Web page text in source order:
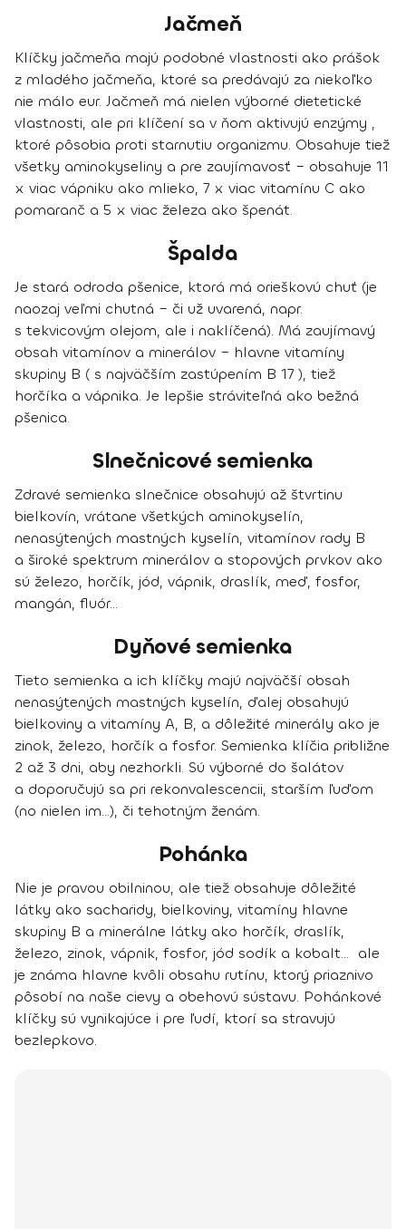
Jačmeň
Klíčky jačmeňa majú podobné vlastnosti ako prášok
z mladého jačmeňa, ktoré sa predávajú za niekoľko
nie málo eur. Jačmeň má nielen výborné dietetické
vlastnosti, ale pri klíčení sa v ňom aktivujú enzýmy ,
ktoré pôsobia proti starnutiu organizmu. Obsahuje tiež
všetky aminokyseliny a pre zaujímavosť – obsahuje 11
x viac vápniku ako mlieko, 7 x viac vitamínu C ako
pomaranč a 5 x viac železa ako špenát.
Špalda
Je stará odroda pšenice, ktorá má orieškovú chuť (je
naozaj veľmi chutná – či už uvarená, napr.
s tekvicovým olejom, ale i naklíčená). Má zaujímavý
obsah vitamínov a minerálov – hlavne vitamíny
skupiny B ( s najväčším zastúpením B 17 ), tiež
horčíka a vápnika. Je lepšie stráviteľná ako bežná
pšenica.
Slnečnicové semienka
Zdravé semienka slnečnice obsahujú až štvrtinu
bielkovín, vrátane všetkých aminokyselín,
nenasýtených mastných kyselín, vitamínov rady B
a široké spektrum minerálov a stopových prvkov ako
sú železo, horčík, jód, vápnik, draslík, meď, fosfor,
mangán, fluór...
Dyňové semienka
Tieto semienka a ich klíčky majú najväčší obsah
nenasýtených mastných kyselín, ďalej obsahujú
bielkoviny a vitamíny A, B, a dôležité minerály ako je
zinok, železo, horčík a fosfor. Semienka klíčia približne
2 až 3 dni, aby nezhorkli. Sú výborné do šalátov
a doporučujú sa pri rekonvalescencii, starším ľuďom
(no nielen im...), či tehotným ženám.
Pohánka
Nie je pravou obilninou, ale tiež obsahuje dôležité
látky ako sacharidy, bielkoviny, vitamíny hlavne
skupiny B a minerálne látky ako horčík, draslík,
železo, zinok, vápnik, fosfor, jód sodík a kobalt... ale
je známa hlavne kvôli obsahu rutínu, ktorý priaznivo
pôsobí na naše cievy a obehovú sústavu. Pohánkové
klíčky sú vynikajúce i pre ľudí, ktorí sa stravujú
bezlepkovo.